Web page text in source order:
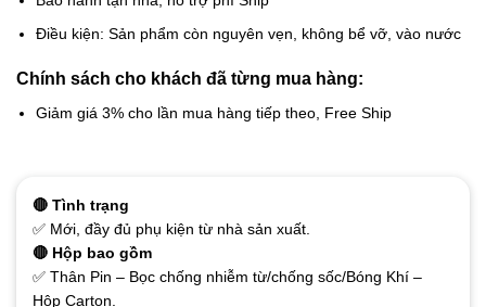
Điều kiện: Sản phẩm còn nguyên vẹn, không bể vỡ, vào nước
Chính sách cho khách đã từng mua hàng:
Giảm giá 3% cho lần mua hàng tiếp theo, Free Ship
🔴 Tình trạng
✅ Mới, đầy đủ phụ kiện từ nhà sản xuất.
🔴 Hộp bao gồm
✅ Thân Pin – Bọc chống nhiễm từ/chống sốc/Bóng Khí –
Hộp Carton.